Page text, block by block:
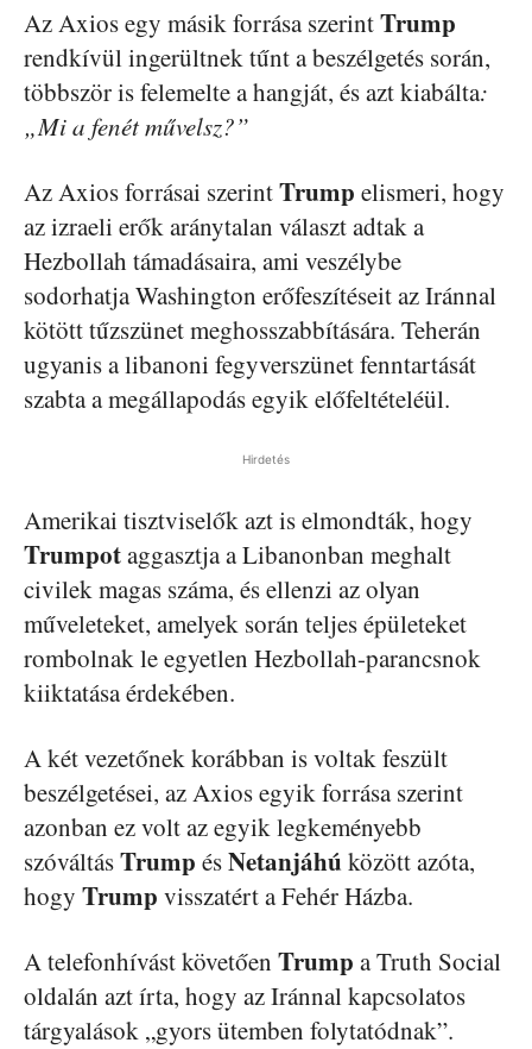
Az Axios egy másik forrása szerintTrump
rendkívül ingerültnek tűnt a beszélgetés során,
többször is felemelte a hangját, és azt kiabálta:
„Mi a fenét művelsz?”
Az Axios forrásai szerintTrump elismeri, hogy
az izraeli erők aránytalan választ adtak a
Hezbollah támadásaira, ami veszélybe
sodorhatja Washington erőfeszítéseit az Iránnal
kötött tűzszünet meghosszabbítására. Teherán
ugyanis a libanoni fegyverszünet fenntartását
szabta a megállapodás egyik előfeltételéül.
Hirdetés
Amerikai tisztviselők azt is elmondták, hogy
Trumpotaggasztja a Libanonban meghalt
civilek magas száma, és ellenzi az olyan
műveleteket, amelyek során teljes épületeket
rombolnak le egyetlen Hezbollah-parancsnok
kiiktatása érdekében.
A két vezetőnek korábban is voltak feszült
beszélgetései, az Axios egyik forrása szerint
azonban ez volt az egyik legkeményebb
szóváltásTrump ésNetanjáhúközött azóta,
hogy Trump visszatért a Fehér Házba.
A telefonhívást követően Trump a Truth Social
oldalán azt írta, hogy az Iránnal kapcsolatos
tárgyalások „gyors ütemben folytatódnak”.